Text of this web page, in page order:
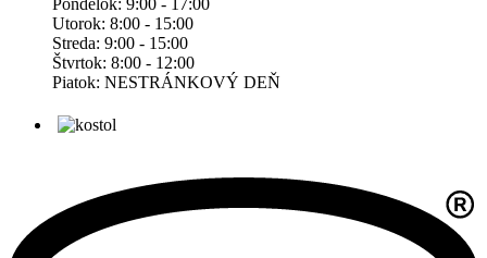
Pondelok: 9:00 - 17:00
Utorok: 8:00 - 15:00
Streda: 9:00 - 15:00
Štvrtok: 8:00 - 12:00
Piatok: NESTRÁNKOVÝ DEŇ